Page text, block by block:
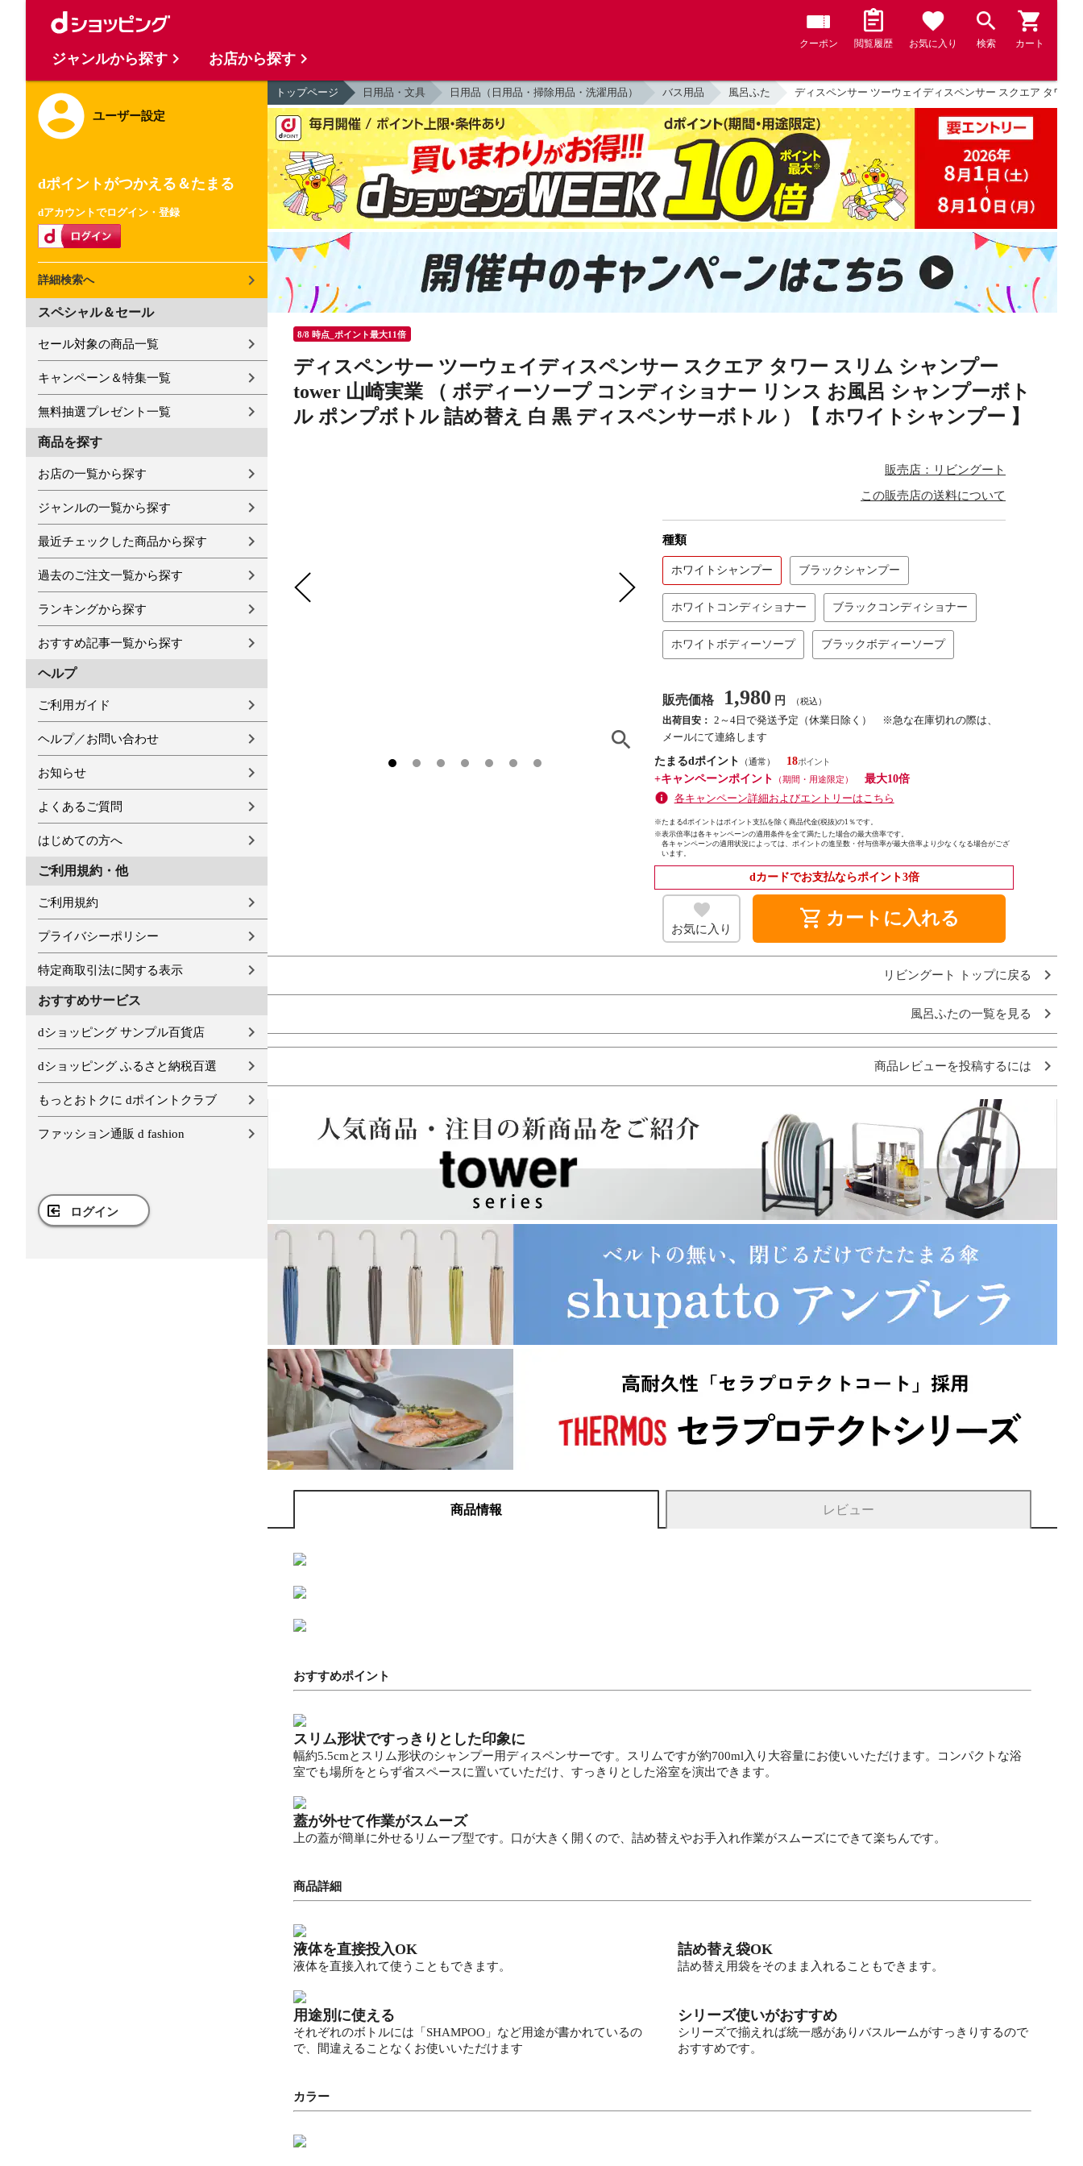
クーポン 閲覧履歴 お気に入り 検索 カート
ユーザー設定
dポイントがつかえる＆たまる
dアカウントでログイン・登録
詳細検索へ
スペシャル＆セール
セール対象の商品一覧
キャンペーン＆特集一覧
無料抽選プレゼント一覧
商品を探す
お店の一覧から探す
ジャンルの一覧から探す
最近チェックした商品から探す
過去のご注文一覧から探す
ランキングから探す
おすすめ記事一覧から探す
ヘルプ
ご利用ガイド
ヘルプ／お問い合わせ
お知らせ
よくあるご質問
はじめての方へ
ご利用規約・他
ご利用規約
プライバシーポリシー
特定商取引法に関する表示
おすすめサービス
dショッピング サンプル百貨店
dショッピング ふるさと納税百選
もっとおトクに dポイントクラブ
ファッション通販 d fashion
ログイン
トップページ 日用品・文具 日用品（日用品・掃除用品・洗濯用品） バス用品 風呂ふた ディスペンサー ツーウェイディスペンサー スクエア タワー
8/8 時点_ポイント最大11倍
ディスペンサー ツーウェイディスペンサー スクエア タワー スリム シャンプー
tower 山崎実業 （ ボディーソープ コンディショナー リンス お風呂 シャンプーボト
ル ポンプボトル 詰め替え 白 黒 ディスペンサーボトル ）【 ホワイトシャンプー 】
販売店：リビングート
この販売店の送料について
種類
ホワイトシャンプー ブラックシャンプー
ホワイトコンディショナー ブラックコンディショナー
ホワイトボディーソープ ブラックボディーソープ
販売価格 1,980 円 （税込）
出荷目安： 2～4日で発送予定（休業日除く） ※急な在庫切れの際は、
メールにて連絡します
たまるdポイント
（通常）
18
+キャンペーンポイント
（期間・用途限定）
最大10倍
各キャンペーン詳細およびエントリーはこちら
※たまるdポイントはポイント支払を除く商品代金(税抜)の1％です。
※表示倍率は各キャンペーンの適用条件を全て満たした場合の最大倍率です。
各キャンペーンの適用状況によっては、ポイントの進呈数・付与倍率が最大倍率より少なくなる場合がござ
います。
dカードでお支払ならポイント3倍
お気に入り shopping_cart カートに入れる
リビングート トップに戻る
風呂ふたの一覧を見る
商品レビューを投稿するには
商品情報 レビュー
おすすめポイント
スリム形状ですっきりとした印象に
幅約5.5cmとスリム形状のシャンプー用ディスペンサーです。スリムですが約700ml入り大容量にお使いいただけます。コンパクトな浴
室でも場所をとらず省スペースに置いていただけ、すっきりとした浴室を演出できます。
蓋が外せて作業がスムーズ
上の蓋が簡単に外せるリムーブ型です。口が大きく開くので、詰め替えやお手入れ作業がスムーズにできて楽ちんです。
商品詳細
液体を直接投入OK
液体を直接入れて使うこともできます。
詰め替え袋OK
詰め替え用袋をそのまま入れることもできます。
用途別に使える
それぞれのボトルには「SHAMPOO」など用途が書かれているの
で、間違えることなくお使いいただけます
シリーズ使いがおすすめ
シリーズで揃えれば統一感がありバスルームがすっきりするので
おすすめです。
カラー
ジャンルから探す お店から探す